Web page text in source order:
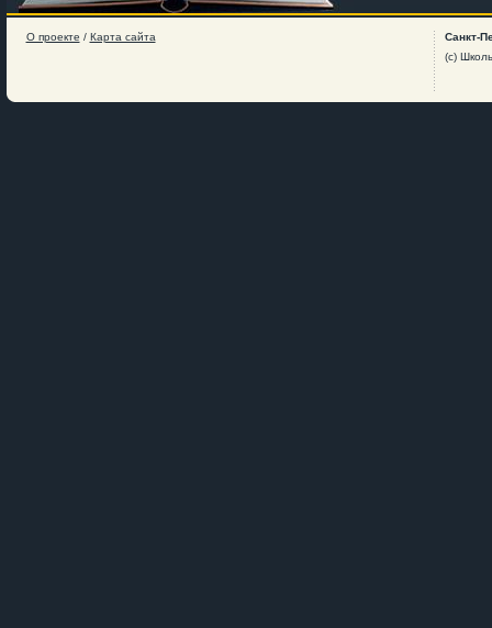
О проекте / Карта сайта
Санкт-
(c)